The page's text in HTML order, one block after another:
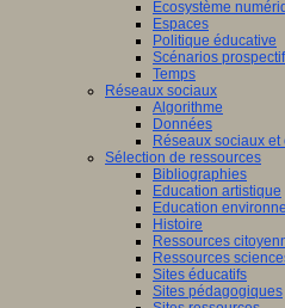
Ecosystème
Espaces
Politique éducative
Scénarios
Temps
Réseaux sociaux
Algorithme
Données
Réseaux sociaux
Sélection de ressources
Bibliographies
Education artistique
Education
Histoire
Ressources
Ressources
Sites éducatifs
Sites pédagogiques